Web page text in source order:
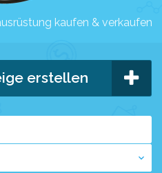
kaufen & verkaufen
erstellen